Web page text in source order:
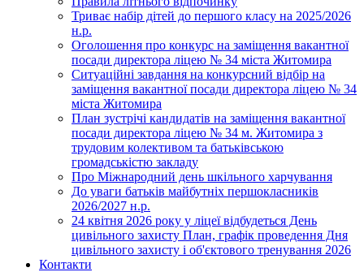
Триває набір дітей до першого класу на 2025/2026
н.р.
Оголошення про конкурс на заміщення вакантної
посади директора ліцею № 34 міста Житомира
Ситуаційні завдання на конкурсний відбір на
заміщення вакантної посади директора ліцею № 34
міста Житомира
План зустрічі кандидатів на заміщення вакантної
посади директора ліцею № 34 м. Житомира з
трудовим колективом та батьківською
громадськістю закладу
Про Міжнародний день шкільного харчування
До уваги батьків майбутніх першокласників
2026/2027 н.р.
24 квітня 2026 року у ліцеї відбудеться День
цивільного захисту План, графік проведення Дня
цивільного захисту і об'єктового тренування 2026
Контакти